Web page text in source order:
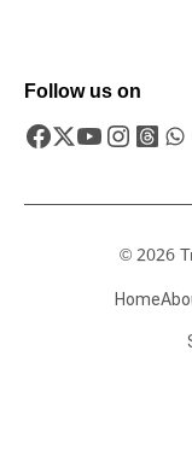
Follow us on
© 2026
Home